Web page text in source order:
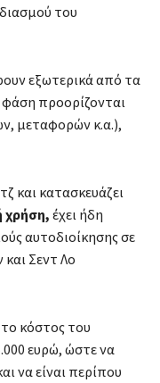
του
εξωτερικά από τα
προορίζονται
μεταφορών κ.α.),
και κατασκευάζει
χρήση, έχει ήδη
αυτοδιοίκησης σε
Σεντ Λο
κόστος του
ευρώ, ώστε να
να είναι περίπου